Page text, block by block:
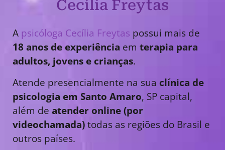
Cecília Freytas
A psicóloga Cecília Freytas possui mais de
18 anos de experiência em terapia para
adultos, jovens e crianças.
Atende presencialmente na sua clínica de
psicologia em Santo Amaro, SP capital,
além de atender online (por
videochamada)todas as regiões do Brasil e
outros países.